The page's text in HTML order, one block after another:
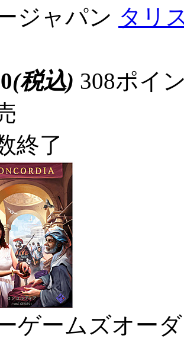
ジャパン タリ
(税込) 308ポイ
終了
ゲームズオー